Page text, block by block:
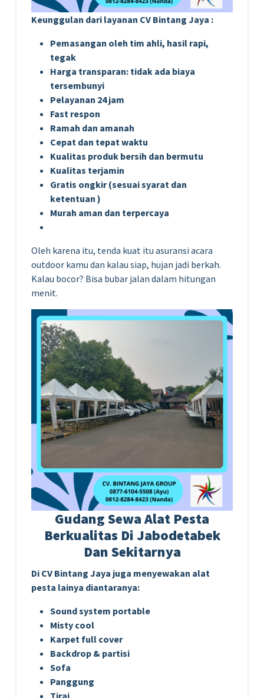
Keunggulan dari layanan CV Bintang Jaya :
Pemasangan oleh tim ahli, hasil rapi,
tegak
Harga transparan: tidak ada biaya
tersembunyi
Pelayanan 24 jam
Fast respon
Ramah dan amanah
Cepat dan tepat waktu
Kualitas produk bersih dan bermutu
Kualitas terjamin
Gratis ongkir (sesuai syarat dan
ketentuan )
Murah aman dan terpercaya
Oleh karena itu, tenda kuat itu asuransi acara
outdoor kamu dan kalau siap, hujan jadi berkah.
Kalau bocor? Bisa bubar jalan dalam hitungan
menit.
Gudang Sewa Alat Pesta
Berkualitas Di Jabodetabek
Dan Sekitarnya
Di CV Bintang Jaya juga menyewakan alat
pesta lainya diantaranya:
Sound system portable
Misty cool
Karpet full cover
Backdrop & partisi
Sofa
Panggung
Tirai